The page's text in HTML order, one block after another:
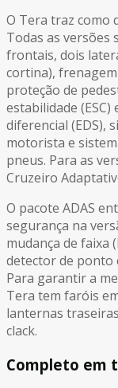
O Tera traz como
Todas as versões
frontais, dois
cortina),
proteção de
estabilidade
diferencial (EDS),
motorista e
pneus. Para as
Cruzeiro
O pacote ADAS
segurança na
mudança de faixa
detector de ponto
Para garantir a
Tera tem faróis
lanternas
clack.
Completo em